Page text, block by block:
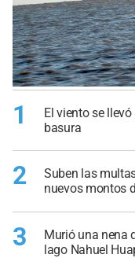
1
El viento se
basura
2
Suben las
nuevos montos
3
Murió una nena
lago Nahuel